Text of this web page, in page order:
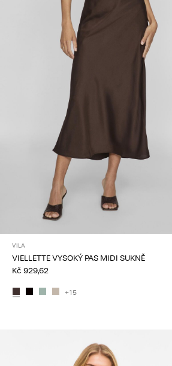
VILA
VIELLETTE VYSOKÝ PAS MIDI SUKNĚ
Kč 929,62
+15